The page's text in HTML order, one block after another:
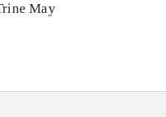
for 3. klasse :
May